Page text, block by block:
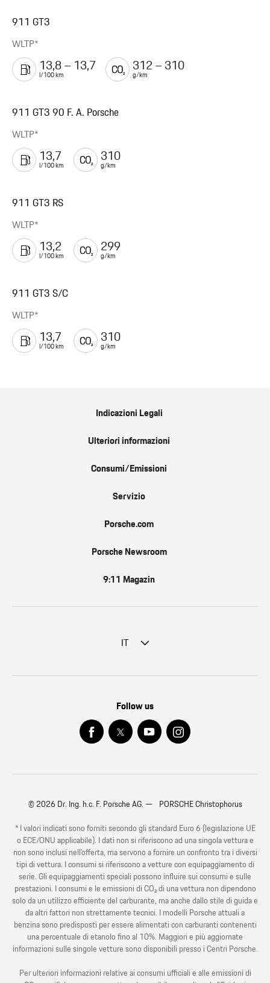
911 GT3
WLTP*
13,8 – 13,7
l/100 km
312 – 310
g/km
911 GT3 90 F. A. Porsche
WLTP*
13,7
l/100 km
310
g/km
911 GT3 RS
WLTP*
13,2
l/100 km
299
g/km
911 GT3 S/C
WLTP*
13,7
l/100 km
310
g/km
Indicazioni Legali
Ulteriori informazioni
Consumi/Emissioni
Servizio
Porsche.com
Porsche Newsroom
9:11 Magazin
IT
Follow us
© 2026 Dr. Ing. h.c. F. Porsche AG. — PORSCHE Christophorus
* I valori indicati sono forniti secondo gli standard Euro 6 (legislazione UE
o ECE/ONU applicabile). I dati non si riferiscono ad una singola vettura e
non sono inclusi nell’offerta, ma servono a fornire un confronto tra i diversi
tipi di vettura. I consumi si riferiscono a vetture con equipaggiamento di
serie. Gli equipaggiamenti speciali possono influire sui consumi e sulle
prestazioni. I consumi e le emissioni di CO₂ di una vettura non dipendono
solo da un utilizzo efficiente del carburante, ma anche dallo stile di guida e
da altri fattori non strettamente tecnici. I modelli Porsche attuali a
benzina sono predisposti per essere alimentati con carburanti contenenti
una percentuale di etanolo fino al 10%. Maggiori e più aggiornate
informazioni sulle singole vetture sono disponibili presso i Centri Porsche.
Per ulteriori informazioni relative ai consumi ufficiali e alle emissioni di